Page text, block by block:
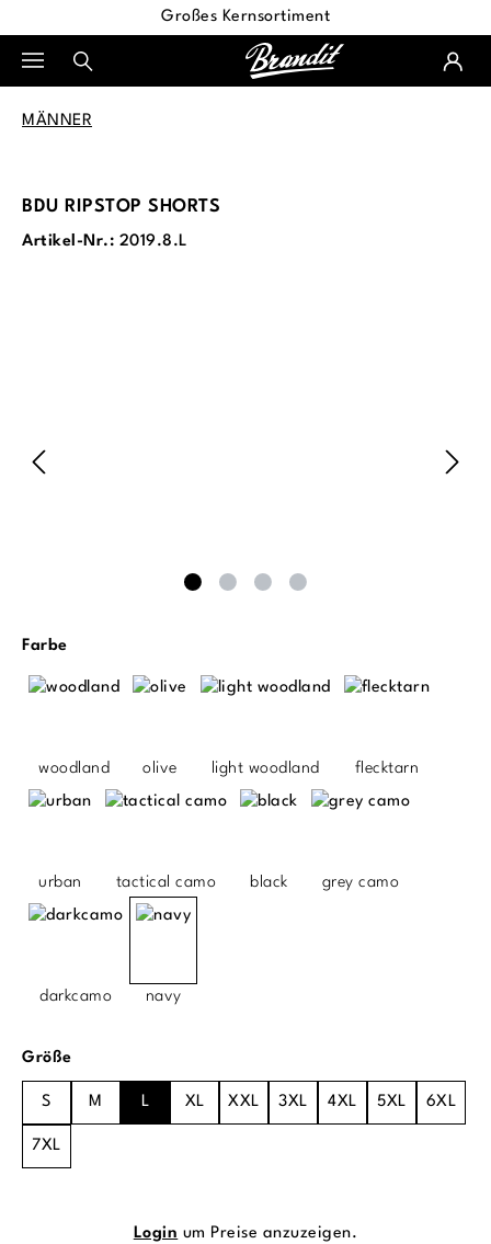
Großes Kernsortiment
MÄNNER
BDU RIPSTOP SHORTS
Artikel-Nr.: 2019.8.L
Farbeauswählen
woodland olive light woodland flecktarn
urban tactical camo black grey camo
darkcamo navy
Größeauswählen
S M L XL XXL 3XL 4XL 5XL 6XL
7XL
Login um Preise anzuzeigen.